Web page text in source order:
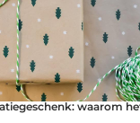
waarom